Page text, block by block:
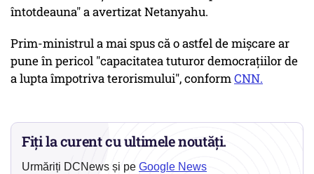
întotdeauna" a avertizat Netanyahu.
Prim-ministrul a mai spus că o astfel de mișcare ar
pune în pericol "capacitatea tuturor democrațiilor de
a lupta împotriva terorismului", conformCNN.
Fiți la curent cu ultimele noutăți.
Urmăriți DCNews și pe Google News